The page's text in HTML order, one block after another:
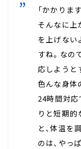
「かかりま
そんなに上
を上げない
すね。なの
応しようと
色んな身体
24時間対応
りと短期的
と、体温を
のは、やっ